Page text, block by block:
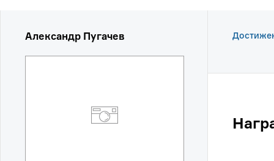
Александр Пугачев